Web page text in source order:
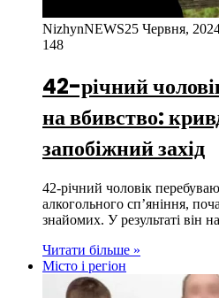
NizhynNEWS25 Червня,
148
42-річний
на вбивство:
запобіжний захід
42-річний чоловік
алкогольного сп’яніння,
знайомих. У результаті він
Читати більше »
Місто і регіон